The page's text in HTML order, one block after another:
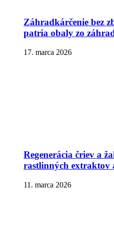
Záhradkárčenie bez
patria obaly zo
17. marca 2026
Regenerácia čriev a
rastlinných extraktov
11. marca 2026